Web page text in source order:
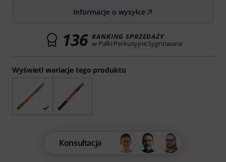
Wyświetl wariacje tego produktu
Informacje o wysyłce
136 RANKING SPRZEDAŻY
w Pałki Perkusyjne Sygnowane
Konsultacja